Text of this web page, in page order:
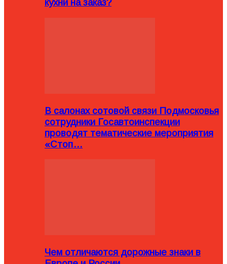
кухни на заказ?
В салонах сотовой связи Подмосковья
сотрудники Госавтоинспекции
проводят тематические мероприятия
«Стоп…
Чем отличаются дорожные знаки в